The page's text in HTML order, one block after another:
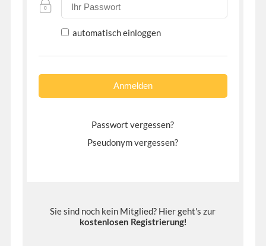
automatisch einloggen
Passwort vergessen?
Pseudonym vergessen?
Sie sind noch kein Mitglied? Hier geht's zur
kostenlosen Registrierung!